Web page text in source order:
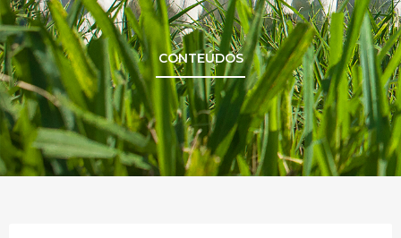
CONTEÚDOS